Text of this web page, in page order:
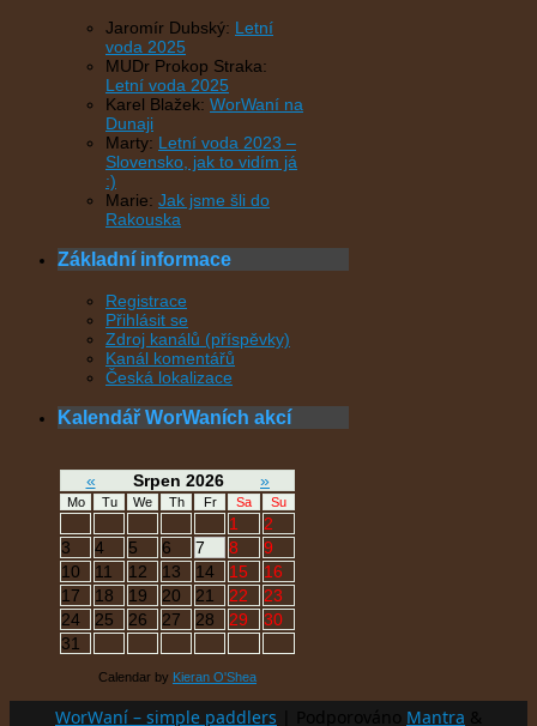
Jaromír Dubský: Letní
voda 2025
MUDr Prokop Straka:
Letní voda 2025
Karel Blažek: WorWaní na
Dunaji
Marty: Letní voda 2023 –
Slovensko, jak to vidím já
:)
Marie: Jak jsme šli do
Rakouska
Základní informace
Registrace
Přihlásit se
Zdroj kanálů (příspěvky)
Kanál komentářů
Česká lokalizace
Kalendář WorWaních akcí
« Srpen 2026 »
Mo Tu We Th Fr Sa Su
1
2
3
4 5 6 7 8
9
10
11 12 13 14 15
16
17
18 19 20 21 22
23
24
25 26 27 28 29
30
31
Calendar by Kieran O'Shea
WorWaní – simple paddlers Mantra